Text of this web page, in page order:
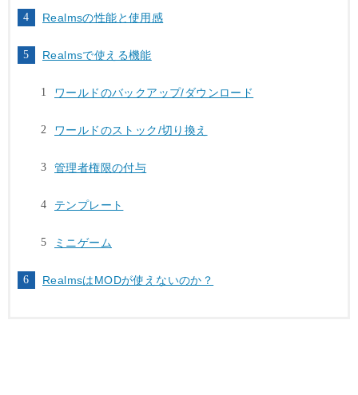
Realmsの性能と使用感
Realmsで使える機能
ワールドのバックアップ/ダウンロード
ワールドのストック/切り換え
管理者権限の付与
テンプレート
ミニゲーム
RealmsはMODが使えないのか？